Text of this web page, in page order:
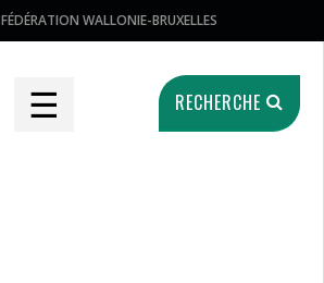
FÉDÉRATION WALLONIE-BRUXELLES
☰ RECHERCHE